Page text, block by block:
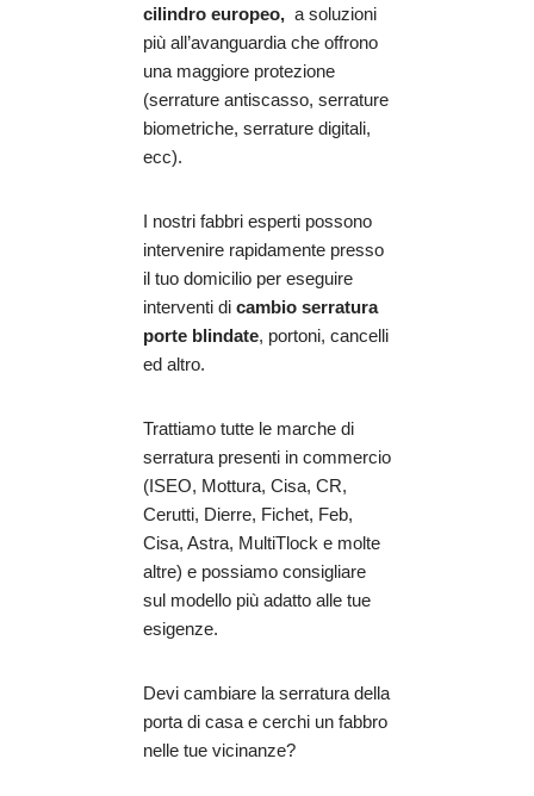
cilindro europeo, a soluzioni
più all’avanguardia che offrono
una maggiore protezione
(serrature antiscasso, serrature
biometriche, serrature digitali,
ecc).
I nostri fabbri esperti possono
intervenire rapidamente presso
il tuo domicilio per eseguire
interventi di cambio serratura
porte blindate, portoni, cancelli
ed altro.
Trattiamo tutte le marche di
serratura presenti in commercio
(ISEO, Mottura, Cisa, CR,
Cerutti, Dierre, Fichet, Feb,
Cisa, Astra, MultiTlock e molte
altre) e possiamo consigliare
sul modello più adatto alle tue
esigenze.
Devi cambiare la serratura della
porta di casa e cerchi un fabbro
nelle tue vicinanze?